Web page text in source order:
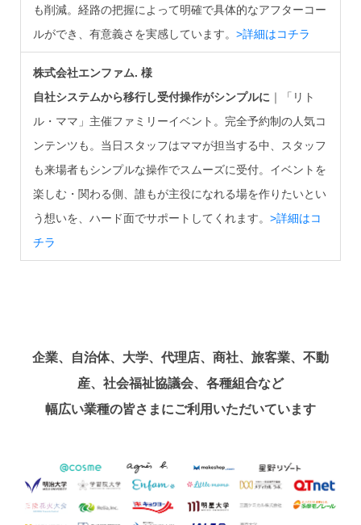
も削減。経路の把握によって明確で具体的なアフターコー
ルができ、有意義さを実感しています。 >詳細はコチラ
株式会社エンファム. 様
自社システムから移行し受付操作がシンプルに ｜「リト
ル・ママ」主催ファミリーイベント。完全予約制の人気コ
ンテンツも。当日スタッフはママが担当する中、スタッフ
も来場者もシンプルな操作でスムーズに受付。イベントを
楽しむ・関わる側、誰もが主役になれる場を作りたいとい
う想いを、ハード面でサポートしてくれます。 >詳細はコ
チラ
企業、自治体、大学、代理店、商社、旅客業、不動
産、社会福祉協議会、各種組合など
幅広い業種の皆さまにご利用いただいています